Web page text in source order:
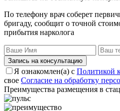
По телефону врач соберет
бригаду, сообщит о точной
прибытия нарколога
Запись на консультацию
Я ознакомлен(а) с Политикой
свое Согласие на обработку
Преимущества размещения в